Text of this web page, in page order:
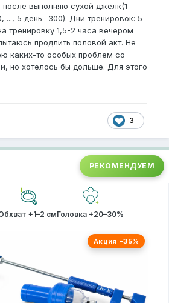
выполняю сухой джелк(1
..., 5 день- 300). Дни тренировок: 5
тренировку 1,5-2 часа вечером
продлить половой акт. Не
каких-то особых проблем со
но хотелось бы дольше. Для этого
3
РЕКОМЕНДУЕМ
+1–2 смГоловка +20–30%
Акция −35%